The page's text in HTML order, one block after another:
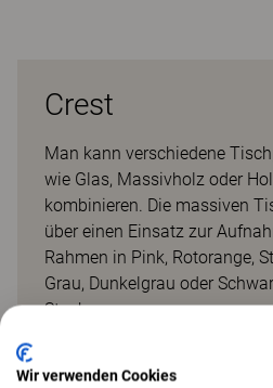
Crest
Man kann verschiedene
wie Glas, Massivholz oder
kombinieren. Die massiven
über einen Einsatz zur
Rahmen in Pink, Rotorange,
Grau, Dunkelgrau oder
Stenberg
Referenzen
Wir verwenden Cookies